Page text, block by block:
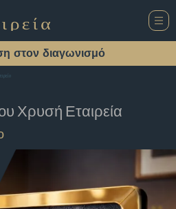
στον διαγωνισμό
Χρυσή Εταιρεία